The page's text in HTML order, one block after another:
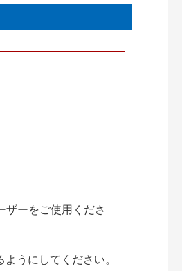
ーをご使用くださ
うにしてください。